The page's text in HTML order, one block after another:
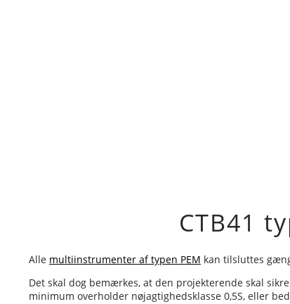
CTB41
Alle multiinstrumenter af typen PEM kan tilsluttes
Det skal dog bemærkes, at den projekterende skal
minimum overholder nøjagtighedsklasse 0,5S, eller